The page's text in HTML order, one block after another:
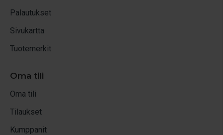
Palautukset
Sivukartta
Tuotemerkit
Oma tili
Oma tili
Tilaukset
Kumppanit